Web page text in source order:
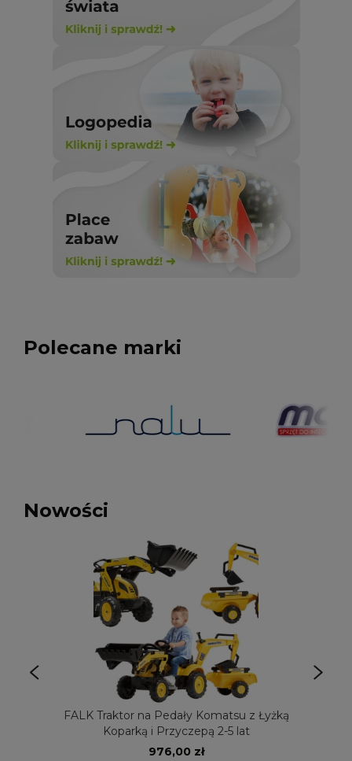
Polecane marki
Nowości
FALK Traktor na Pedały Komatsu z Łyżką
Koparką i Przyczepą 2-5 lat
976,00 zł